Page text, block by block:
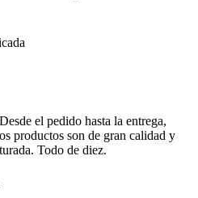
el pedido hasta la entrega,
productos son de gran calidad y
Todo de diez.